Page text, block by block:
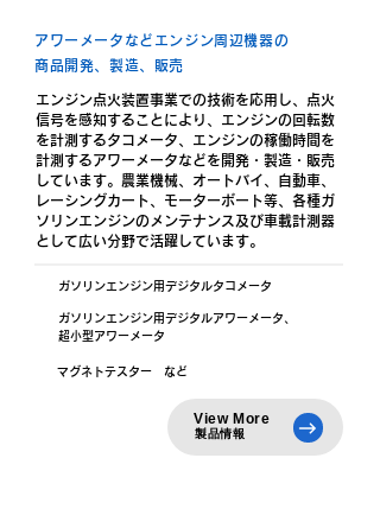
アワーメータなどエンジン周辺機器の
商品開発、製造、販売
エンジン点火装置事業での技術を応用し、点火
信号を感知することにより、エンジンの回転数
を計測するタコメータ、エンジンの稼働時間を
計測するアワーメータなどを開発・製造・販売
しています。 農業機械、オートバイ、自動車、
レーシングカート、モーターボート等、各種ガ
ソリンエンジンのメンテナンス及び車載計測器
として広い分野で活躍しています。
ガソリンエンジン用デジタルタコメータ
ガソリンエンジン用デジタルアワーメータ、
超小型アワーメータ
マグネトテスター など
View More
​製品情報